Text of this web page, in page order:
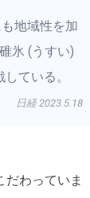
地域性を加
氷 (うすい)
ている。
日経 2023.5.18
わっていま